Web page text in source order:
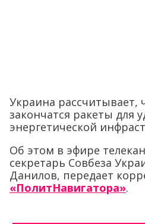
Украина рассчитывает,
закончатся ракеты для
энергетической
Об этом в эфире
секретарь Совбеза
Данилов, передает
«ПолитНавигатора».